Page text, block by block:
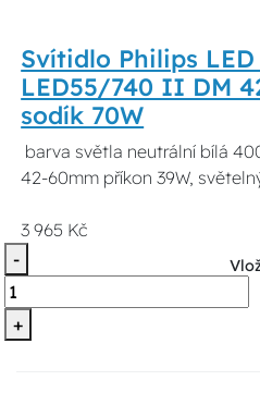
Svítidlo Philips LED
LED55/740 II DM
sodík 70W
barva světla neutrální bílá
42-60mm příkon 39W,
3 965 Kč
-
+